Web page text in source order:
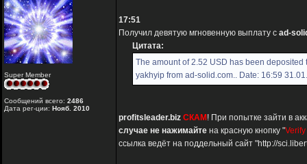
Super Member
Сообщений всего: 2486
Дата рег-ции: Нояб. 2010
17:51
Получил девятую мгновенную выплату с ad-
Цитата:
The amount of 2.52 USD has been
yakhyip from ad-solid.com.. Date: 16:59
profitsleader.biz СКАМ ! При попытке зайти в
случае не нажимайте на красную кнопку "
ссылка ведёт на поддельный сайт "http://